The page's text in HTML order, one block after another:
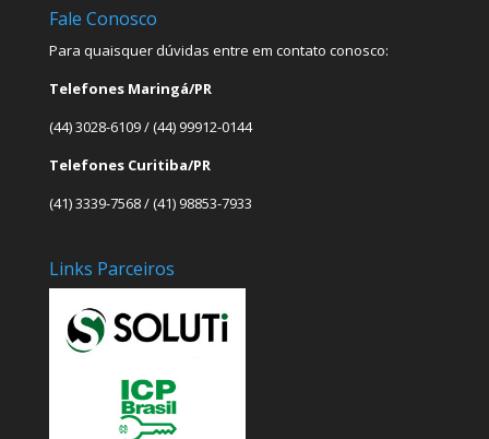
Fale Conosco
Para quaisquer dúvidas entre em contato conosco:
Telefones Maringá/PR
(44) 3028-6109 / (44) 99912-0144
Telefones Curitiba/PR
(41) 3339-7568 / (41) 98853-7933
Links Parceiros